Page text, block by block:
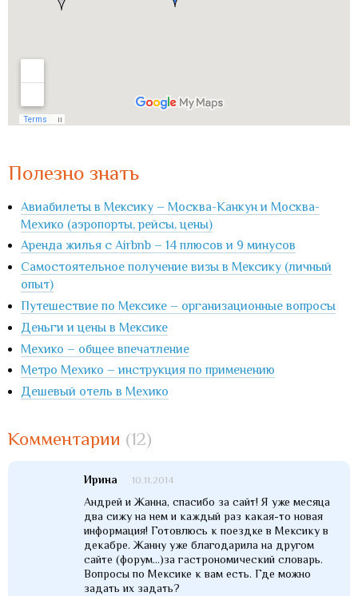
Полезно знать
Авиабилеты в Мексику – Москва-Канкун и Москва-
Мехико (аэропорты, рейсы, цены)
Аренда жилья с Airbnb – 14 плюсов и 9 минусов
Самостоятельное получение визы в Мексику (личный
опыт)
Путешествие по Мексике – организационные вопросы
Деньги и цены в Мексике
Мехико – общее впечатление
Метро Мехико – инструкция по применению
Дешевый отель в Мехико
Комментарии (12)
Ирина 10.11.2014
Андрей и Жанна, спасибо за сайт! Я уже месяца
два сижу на нем и каждый раз какая-то новая
информация! Готовлюсь к поездке в Мексику в
декабре. Жанну уже благодарила на другом
сайте (форум...)за гастрономический словарь.
Вопросы по Мексике к вам есть. Где можно
задать их задать?